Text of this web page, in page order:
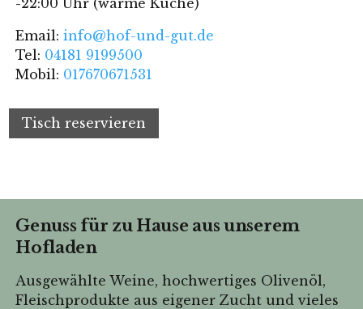
-22:00 Uhr (warme Küche)
Email:info@hof-und-gut.de
Tel: 04181 9199500
Mobil: 017670671531
Tisch reservieren
Genuss für zu Hause aus unserem
Hofladen
Ausgewählte Weine, hochwertiges Olivenöl,
Fleischprodukte aus eigener Zucht und vieles